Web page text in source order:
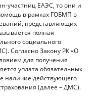
участниц ЕАЭС, то они и
в рамках ГОБМП в
представляющих
полная
социального
Согласно Закону РК «О
для получения
уплата обязательных
наличие действующего
(далее – ДМС).